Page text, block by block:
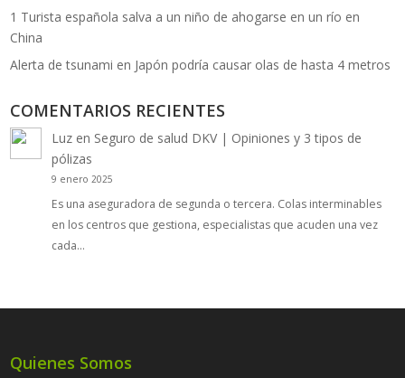
1 Turista española salva a un niño de ahogarse en un río en
China
Alerta de tsunami en Japón podría causar olas de hasta 4 metros
COMENTARIOS RECIENTES
Luzen Seguro de salud DKV | Opiniones y 3 tipos de
pólizas
9 enero 2025
Es una aseguradora de segunda o tercera. Colas interminables
en los centros que gestiona, especialistas que acuden una vez
cada…
Quienes Somos